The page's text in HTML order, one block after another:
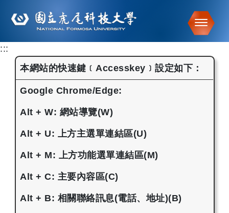
跳到主要內容
:::
本網站的快速鍵﹝Accesskey﹞設定如下：
Google Chrome/Edge:
Alt + W: 網站導覽(W)
Alt + U: 上方主選單連結區(U)
Alt + M: 上方功能選單連結區(M)
Alt + C: 主要內容區(C)
Alt + B: 相關聯絡訊息(電話、地址)(B)